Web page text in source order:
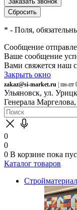
* - Поля,
Сообщение
Ваше сообщение
Вами свяжется наш
Закрыть окно
zakaz@si-market.ru | пн-
Ульяновск, ул.
Генерала Маргелова,
0
0
0 В корзине пока
Каталог товаров